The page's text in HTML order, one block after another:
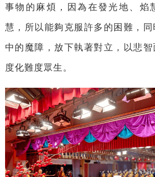
事物的麻煩，因為在發光地、焰
慧，所以能夠克服許多的困難，
中的魔障，放下執著對立，以悲智
度化難度眾生。